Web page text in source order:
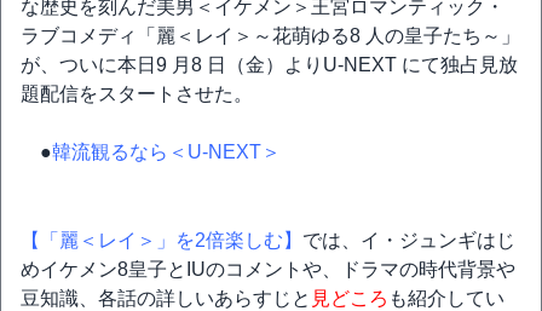
な歴史を刻んだ美男＜イケメン＞王宮ロマンティック・
ラブコメディ「麗＜レイ＞～花萌ゆる8 人の皇子たち～」
が、ついに本日9 月8 日（金）よりU-NEXT にて独占見放
題配信をスタートさせた。
●韓流観るなら＜U-NEXT＞
【「麗＜レイ＞」を2倍楽しむ】 では、イ・ジュンギはじ
めイケメン8皇子とIUのコメントや、ドラマの時代背景や
豆知識、各話の詳しいあらすじと 見どころ も紹介してい